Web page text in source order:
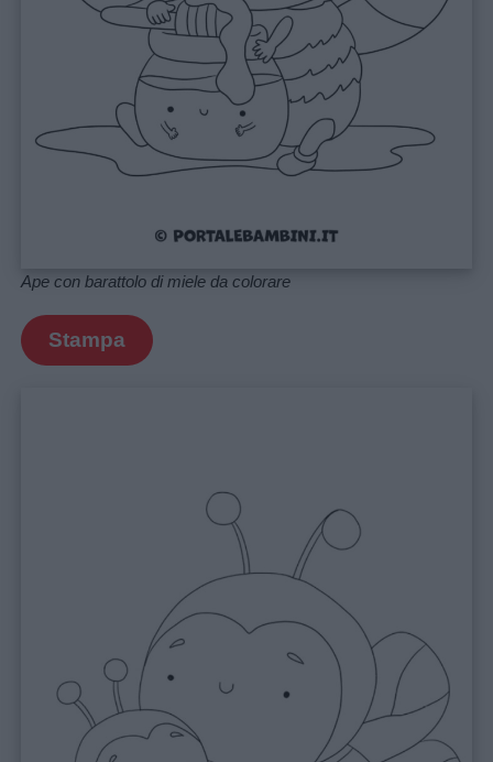
Ape con barattolo di miele da colorare
Stampa